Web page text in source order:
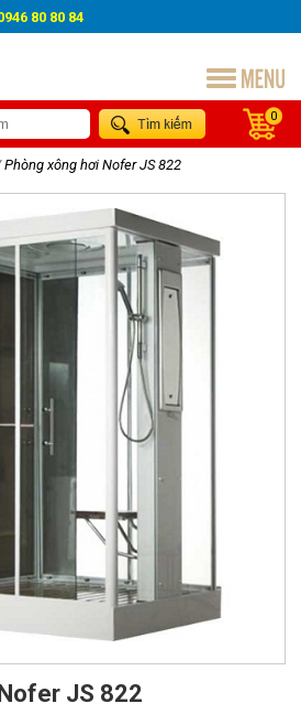
80 80 84
0
Phòng xông hơi Nofer JS 822
JS 822